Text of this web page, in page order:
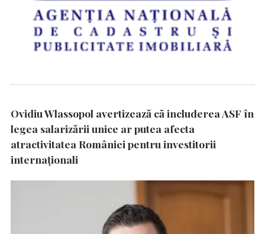
Ovidiu Wlassopol avertizează că includerea ASF în
legea salarizării unice ar putea afecta
atractivitatea României pentru investitorii
internaționali